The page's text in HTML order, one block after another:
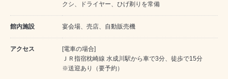
クシ、ドライヤー、ひげ剃りを常備
館内施設 宴会場、売店、自動販売機
アクセス
[電車の場合]
ＪＲ指宿枕崎線 水成川駅から車で3分、徒歩で15分
※送迎あり（要予約）